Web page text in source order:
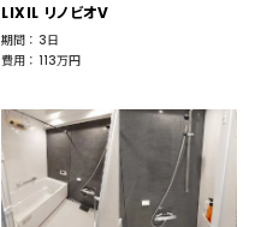
LIXIL リノビオV
期間 ： 3日
費用 ： 113万円